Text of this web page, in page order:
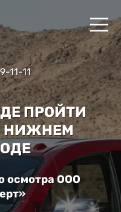
11-11
ПРОЙТИ
НИЖНЕМ
осмотра ООО